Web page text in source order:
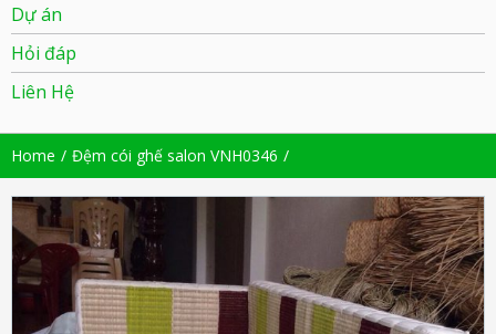
Dự án
Hỏi đáp
Liên Hệ
Home Đệm cói ghế salon VNH0346